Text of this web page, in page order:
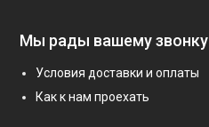
Мы рады вашему звонку
Условия доставки и оплаты
Как к нам проехать